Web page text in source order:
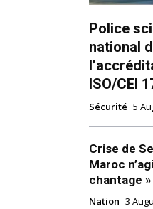
Police
national
ISO/CEI
Sécurité 5
Crise de
Maroc
chantage »
Nation 3